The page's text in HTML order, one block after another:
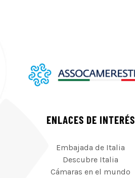
ENLACES DE INTERÉS
Embajada de Italia
Descubre Italia
Cámaras en el mundo